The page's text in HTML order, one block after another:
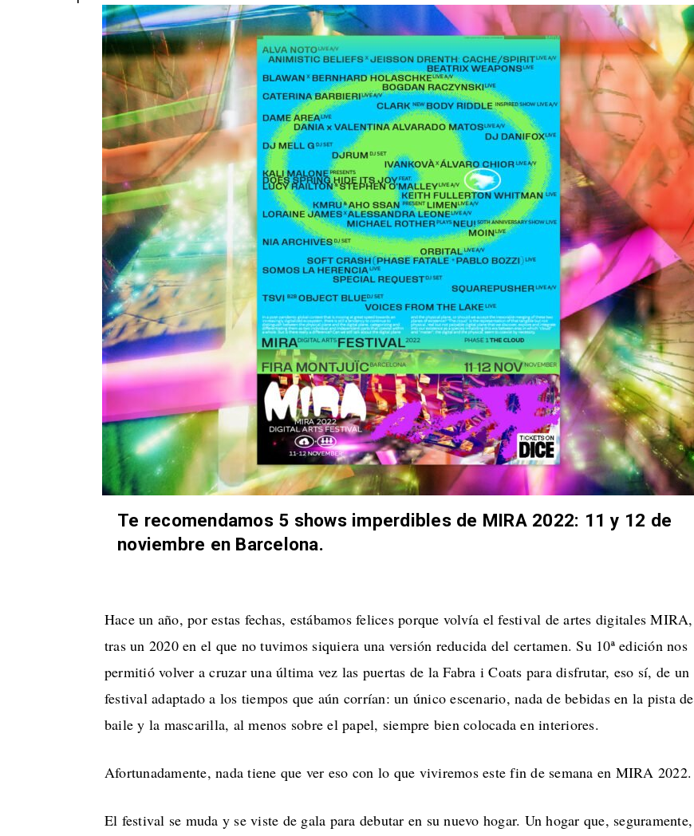
Te recomendamos 5 shows imperdibles de MIRA 2022: 11 y 12 de
noviembre en Barcelona.
Hace un año, por estas fechas, estábamos felices porque volvía el festival de artes digitales MIRA,
tras un 2020 en el que no tuvimos siquiera una versión reducida del certamen. Su 10ª edición nos
permitió volver a cruzar una última vez las puertas de la Fabra i Coats para disfrutar, eso sí, de un
festival adaptado a los tiempos que aún corrían: un único escenario, nada de bebidas en la pista de
baile y la mascarilla, al menos sobre el papel, siempre bien colocada en interiores.
Afortunadamente, nada tiene que ver eso con lo que viviremos este fin de semana en MIRA 2022.
El festival se muda y se viste de gala para debutar en su nuevo hogar. Un hogar que, seguramente,